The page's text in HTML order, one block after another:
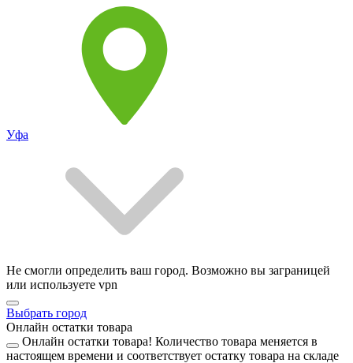
Уфа
Не смогли определить ваш город. Возможно вы заграницей
или используете vpn
Выбрать город
Онлайн остатки товара
Онлайн остатки товара! Количество товара меняется в
настоящем времени и соответствует остатку товара на складе